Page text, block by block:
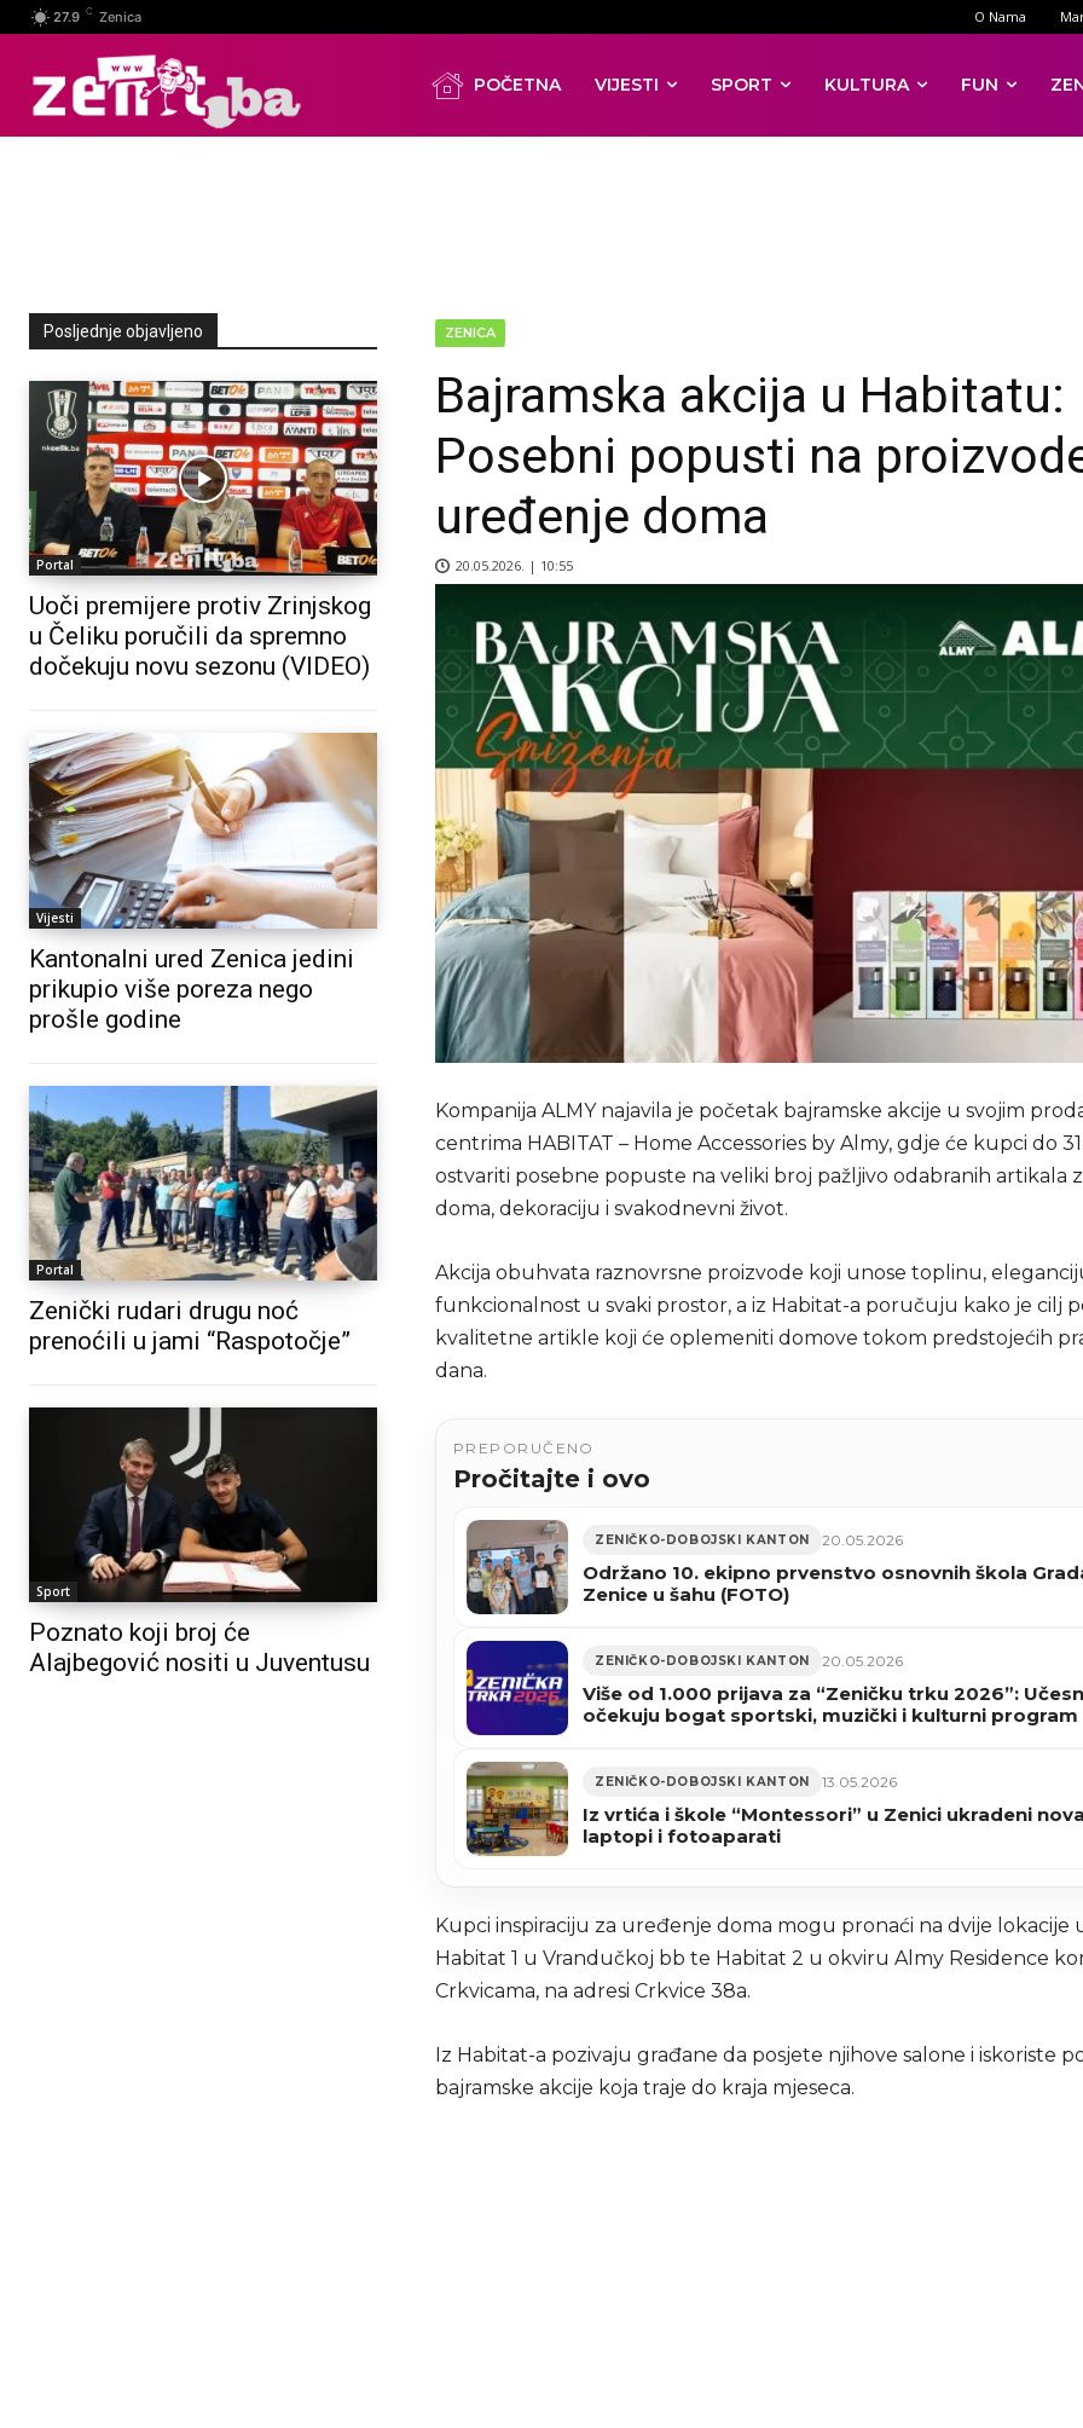
27.9 C Zenica O Nama
POČETNA VIJESTI SPORT KULTURA FUN
Posljednje objavljeno
Portal
Uoči premijere protiv Zrinjskog
u Čeliku poručili da spremno
dočekuju novu sezonu (VIDEO)
Vijesti
Kantonalni ured Zenica jedini
prikupio više poreza nego
prošle godine
Portal
Zenički rudari drugu noć
prenoćili u jami “Raspotočje”
Sport
Poznato koji broj će
Alajbegović nositi u Juventusu
ZENICA
Bajramska akcija u Habitatu:
Posebni popusti na
uređenje doma
20.05.2026. | 10:55
Kompanija ALMY najavila je početak bajramske akcije u svojim
centrima HABITAT – Home Accessories by Almy, gdje će kupci do
ostvariti posebne popuste na veliki broj pažljivo odabranih artikala
doma, dekoraciju i svakodnevni život.
Akcija obuhvata raznovrsne proizvode koji unose toplinu,
funkcionalnost u svaki prostor, a iz Habitat-a poručuju kako je cilj
kvalitetne artikle koji će oplemeniti domove tokom predstojećih
dana.
PREPORUČENO
Pročitajte i ovo
ZENIČKO-DOBOJSKI KANTON 20.05.2026
Održano 10. ekipno prvenstvo osnovnih škola
Zenice u šahu (FOTO)
ZENIČKO-DOBOJSKI KANTON 20.05.2026
Više od 1.000 prijava za “Zeničku trku 2026”:
očekuju bogat sportski, muzički i kulturni program
ZENIČKO-DOBOJSKI KANTON 13.05.2026
Iz vrtića i škole “Montessori” u Zenici ukradeni
laptopi i fotoaparati
Kupci inspiraciju za uređenje doma mogu pronaći na dvije lokacije
Habitat 1 u Vrandučkoj bb te Habitat 2 u okviru Almy Residence
Crkvicama, na adresi Crkvice 38a.
Iz Habitat-a pozivaju građane da posjete njihove salone i iskoriste
bajramske akcije koja traje do kraja mjeseca.